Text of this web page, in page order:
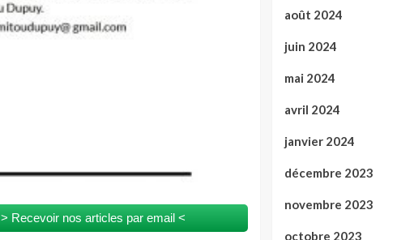
> Recevoir nos articles par email <
août 2024
juin 2024
mai 2024
avril 2024
janvier 2024
décembre 2023
novembre 2023
octobre 2023